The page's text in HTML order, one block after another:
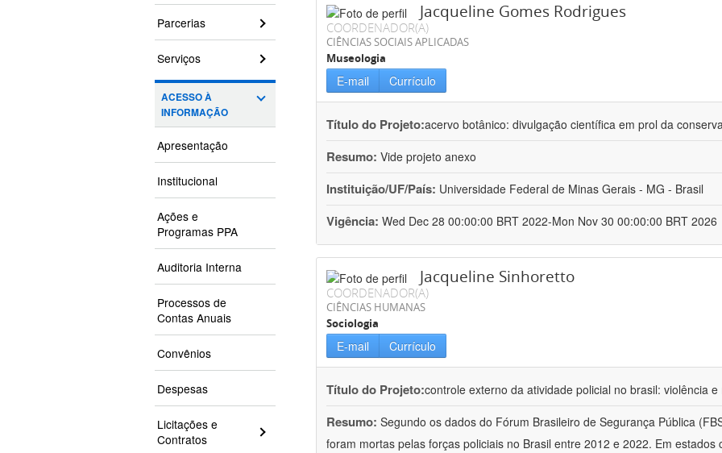
Parcerias
Serviços
ACESSO À
INFORMAÇÃO
Apresentação
Institucional
Ações e
Programas PPA
Auditoria Interna
Processos de
Contas Anuais
Convênios
Despesas
Licitações e
Contratos
Jacqueline Gomes Rodrigues
COORDENADOR(A)
CIÊNCIAS SOCIAIS APLICADAS
Museologia
E-mail Currículo
Título do Projeto:acervo botânico: divulgação científica em prol da
Resumo: Vide projeto anexo
Instituição/UF/País: Universidade Federal de Minas Gerais - MG - Brasil
Vigência: Wed Dec 28 00:00:00 BRT 2022-Mon Nov 30 00:00:00 BRT 2026
Jacqueline Sinhoretto
COORDENADOR(A)
CIÊNCIAS HUMANAS
Sociologia
E-mail Currículo
Título do Projeto:controle externo da atividade policial no brasil: violência
Resumo: Segundo os dados do Fórum Brasileiro de Segurança Pública
foram mortas pelas forças policiais no Brasil entre 2012 e 2022. Em